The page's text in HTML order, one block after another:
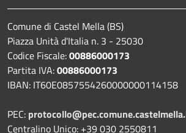
Comune di Castel Mella (BS)
Piazza Unità d'Italia n. 3 - 25030
Codice Fiscale:00886000173
Partita IVA:00886000173
IBAN: IT60E0857554260000000114158
PEC:
Centralino Unico: +39 030 2550811